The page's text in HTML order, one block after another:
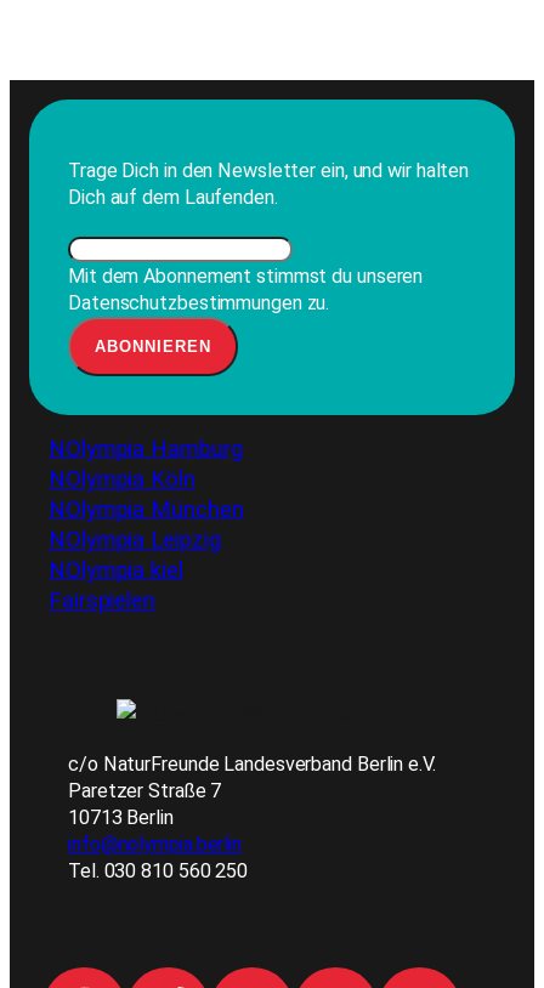
Trage Dich in den Newsletter ein, und wir halten
Dich auf dem Laufenden.
Mit dem Abonnement stimmst du unseren
Datenschutzbestimmungen zu.
NOlympia Hamburg
NOlympia Köln
NOlympia München
NOlympia Leipzig
NOlympia kiel
Fairspielen
c/o NaturFreunde Landesverband Berlin e.V.
Paretzer Straße 7
10713 Berlin
info@nolympia.berlin
Tel. 030 810 560 250